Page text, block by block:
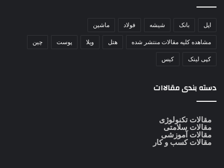
اپل بانک شیشه فولاد ماشین
مشاهده کلیه مقالات منتشر شده هتل ویلا پوست چین
کپی لینک کیس
دسته بندی مقالاات
مقالات تکنولوژی
مقالات سلامتی
مقالات آموزشی
مقالات کسب و کار